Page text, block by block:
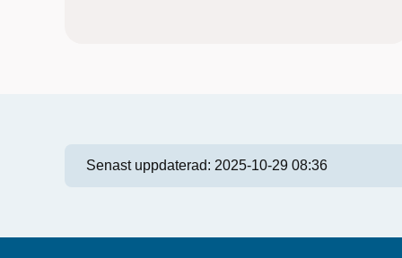
Senast uppdaterad: 2025-10-29 08:36